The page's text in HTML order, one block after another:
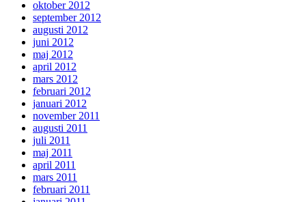
oktober 2012
september 2012
augusti 2012
juni 2012
maj 2012
april 2012
mars 2012
februari 2012
januari 2012
november 2011
augusti 2011
juli 2011
maj 2011
april 2011
mars 2011
februari 2011